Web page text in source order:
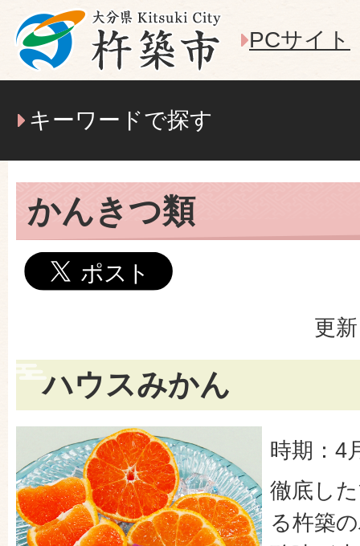
PCサイト
キーワードで探す
かんきつ類
更
ハウスみかん
時期：4
徹底し
る杵築